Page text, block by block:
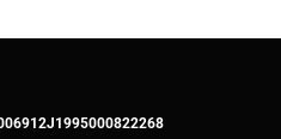
J1995000822268